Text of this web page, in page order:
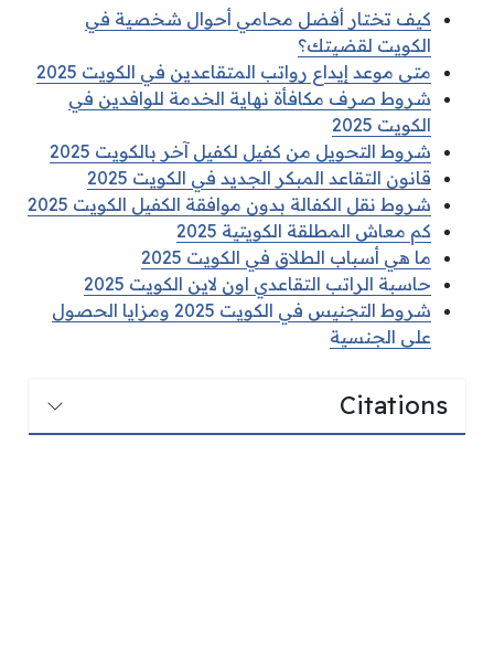
كيف تختار أفضل محامي أحوال شخصية في
الكويت لقضيتك؟
متى موعد إيداع رواتب المتقاعدين في الكويت 2025
شروط صرف مكافأة نهاية الخدمة للوافدين في
الكويت 2025
شروط التحويل من كفيل لكفيل آخر بالكويت 2025
قانون التقاعد المبكر الجديد في الكويت 2025
شروط نقل الكفالة بدون موافقة الكفيل الكويت 2025
كم معاش المطلقة الكويتية 2025
ما هي أسباب الطلاق في الكويت 2025
حاسبة الراتب التقاعدي اون لاين الكويت 2025
شروط التجنيس في الكويت 2025 ومزايا الحصول
على الجنسية
Citations